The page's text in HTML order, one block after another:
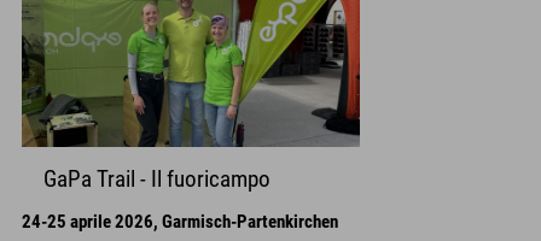
GaPa Trail - Il fuoricampo
24-25 aprile 2026, Garmisch-Partenkirchen